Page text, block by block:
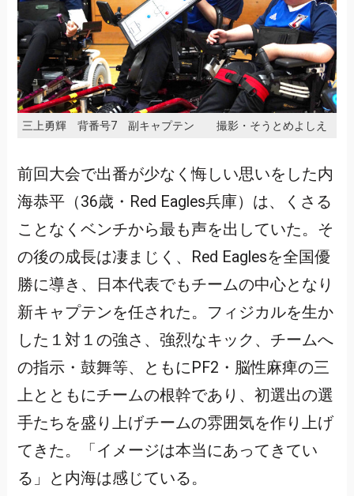
三上勇輝 背番号7 副キャプテン 撮影・そうとめよしえ
前回大会で出番が少なく悔しい思いをした内
海恭平（36歳・Red Eagles兵庫）は、くさる
ことなくベンチから最も声を出していた。そ
の後の成長は凄まじく、Red Eaglesを全国優
勝に導き、日本代表でもチームの中心となり
新キャプテンを任された。フィジカルを生か
した１対１の強さ、強烈なキック、チームへ
の指示・鼓舞等、ともにPF2・脳性麻痺の三
上とともにチームの根幹であり、初選出の選
手たちを盛り上げチームの雰囲気を作り上げ
てきた。「イメージは本当にあってきてい
る」と内海は感じている。